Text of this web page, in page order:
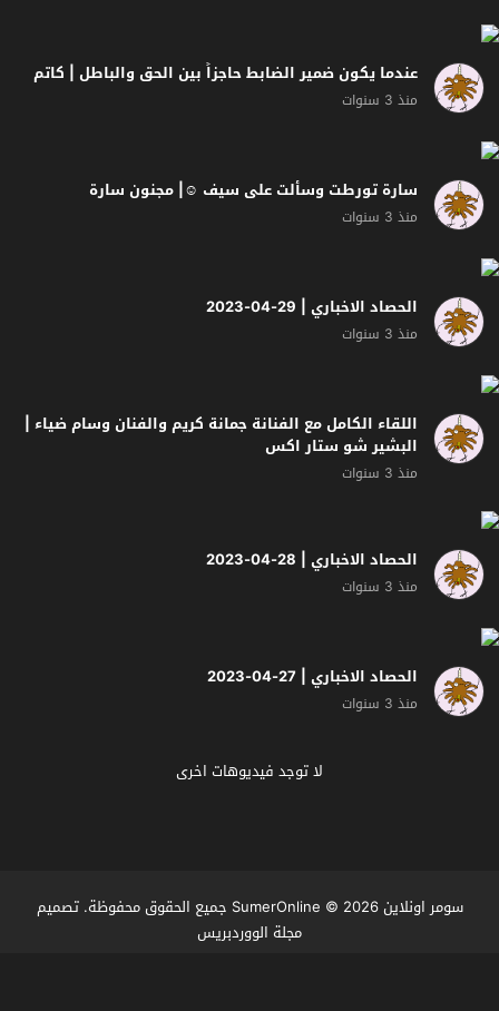
عندما يكون ضمير الضابط حاجزاً بين الحق والباطل | كاتم
منذ 3 سنوات
سارة تورطت وسألت على سيف ☺️| مجنون سارة
منذ 3 سنوات
الحصاد الاخباري | 29-04-2023
منذ 3 سنوات
اللقاء الكامل مع الفنانة جمانة كريم والفنان وسام ضياء |
البشير شو ستار اكس
منذ 3 سنوات
الحصاد الاخباري | 28-04-2023
منذ 3 سنوات
الحصاد الاخباري | 27-04-2023
منذ 3 سنوات
لا توجد فيديوهات اخرى
سومر اونلاين SumerOnline© 2026 جميع الحقوق محفوظة. تصميم
مجلة الووردبريس